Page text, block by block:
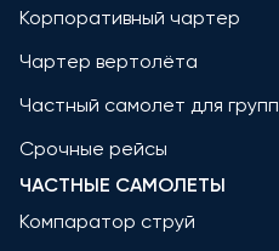
Корпоративный чартер
Чартер вертолёта
Частный самолет для групп
Срочные рейсы
ЧАСТНЫЕ САМОЛЕТЫ
Компаратор струй